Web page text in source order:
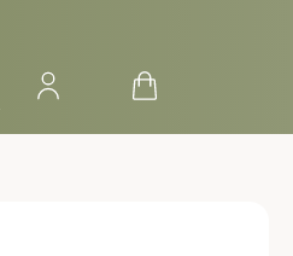
Přihlášení Nákupní